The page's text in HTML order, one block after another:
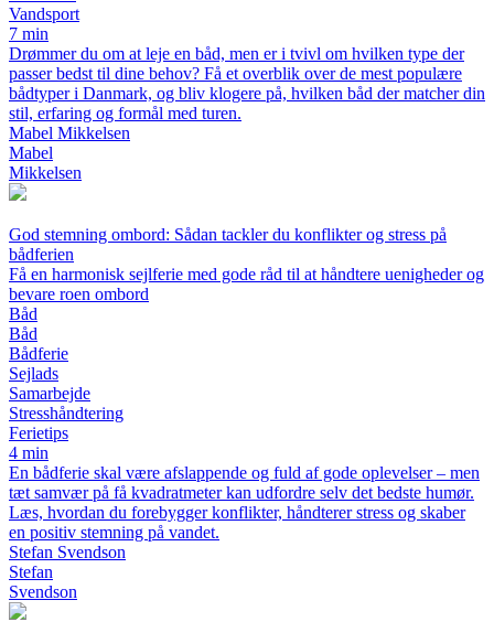
Vandsport
7 min
Drømmer du om at leje en båd, men er i tvivl om hvilken type der
passer bedst til dine behov? Få et overblik over de mest populære
bådtyper i Danmark, og bliv klogere på, hvilken båd der matcher din
stil, erfaring og formål med turen.
Mabel Mikkelsen
Mabel
Mikkelsen
God stemning ombord: Sådan tackler du konflikter og stress på
bådferien
Få en harmonisk sejlferie med gode råd til at håndtere uenigheder og
bevare roen ombord
Båd
Båd
Bådferie
Sejlads
Samarbejde
Stresshåndtering
Ferietips
4 min
En bådferie skal være afslappende og fuld af gode oplevelser – men
tæt samvær på få kvadratmeter kan udfordre selv det bedste humør.
Læs, hvordan du forebygger konflikter, håndterer stress og skaber
en positiv stemning på vandet.
Stefan Svendson
Stefan
Svendson